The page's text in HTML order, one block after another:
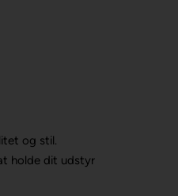
og stil.
holde dit udstyr